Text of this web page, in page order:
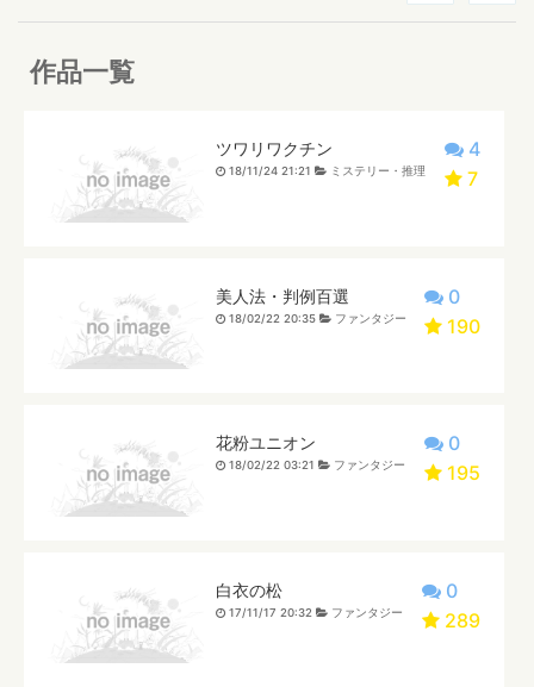
作品一覧
4
7
ツワリワクチン
18/11/24 21:21 ミステリー・推理
0
190
美人法・判例百選
18/02/22 20:35 ファンタジー
0
195
花粉ユニオン
18/02/22 03:21 ファンタジー
0
289
白衣の松
17/11/17 20:32 ファンタジー